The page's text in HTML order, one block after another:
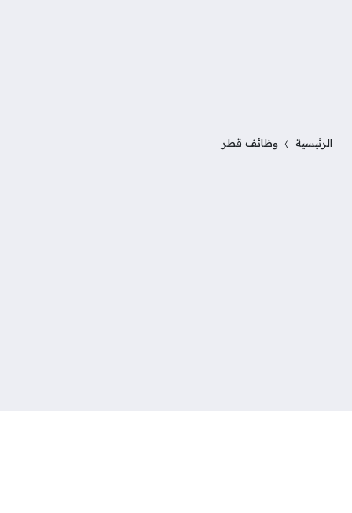
الرئيسية وظائف قطر